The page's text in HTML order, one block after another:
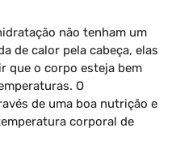
não tenham um
de calor pela cabeça, elas
que o corpo esteja bem
O
de uma boa nutrição e
corporal de